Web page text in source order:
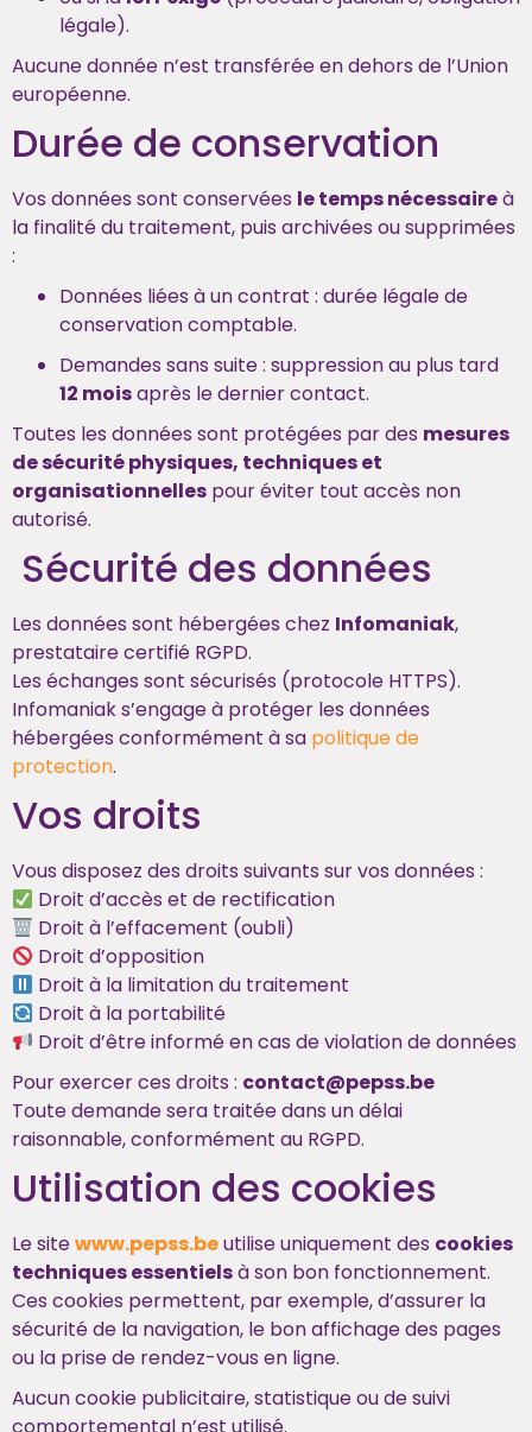
légale).
Aucune donnée n’est transférée en dehors de l’Union
européenne.
Durée de conservation
Vos données sont conservées le temps nécessaireà
la finalité du traitement, puis archivées ou supprimées
:
Données liées à un contrat : durée légale de
conservation comptable.
Demandes sans suite : suppression au plus tard
12 moisaprès le dernier contact.
Toutes les données sont protégées par des mesures
de sécurité physiques, techniques et
organisationnelles pour éviter tout accès non
autorisé.
Sécurité des données
Les données sont hébergées chez Infomaniak,
prestataire certifié RGPD.
Les échanges sont sécurisés (protocole HTTPS).
Infomaniak s’engage à protéger les données
hébergées conformément à sa politique de
protection.
Vos droits
Vous disposez des droits suivants sur vos données :
Droit d’accès et de rectification
Droit à l’effacement (oubli)
Droit d’opposition
Droit à la limitation du traitement
Droit à la portabilité
Droit d’être informé en cas de violation de données
Pour exercer ces droits : contact@pepss.be
Toute demande sera traitée dans un délai
raisonnable, conformément au RGPD.
Utilisation des cookies
Le sitewww.pepss.beutilise uniquement des cookies
techniques essentielsà son bon fonctionnement.
Ces cookies permettent, par exemple, d’assurer la
sécurité de la navigation, le bon affichage des pages
ou la prise de rendez-vous en ligne.
Aucun cookie publicitaire, statistique ou de suivi